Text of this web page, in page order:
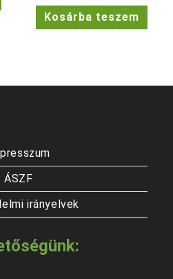
Kosárba teszem
ÁSZF
irányelvek